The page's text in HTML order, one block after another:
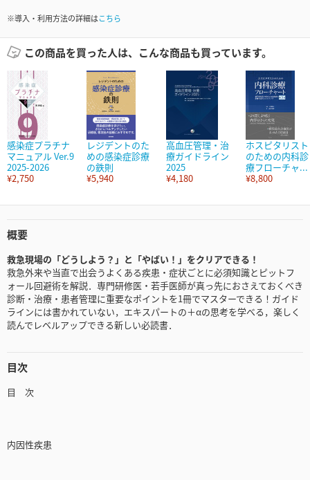
※導入・利用方法の詳細はこちら
この商品を買った人は、こんな商品も買っています。
感染症プラチナ
マニュアル Ver.9
2025-2026
¥2,750
レジデントのた
めの感染症診療
の鉄則
¥5,940
高血圧管理・治
療ガイドライン
2025
¥4,180
ホスピタリスト
のための内科診
療フローチャ...
¥8,800
概要
救急現場の「どうしよう？」と「やばい！」をクリアできる！
救急外来や当直で出会うよくある疾患・症状ごとに必須知識とピットフ
ォール回避術を解説．専門研修医・若手医師が真っ先におさえておくべき
診断・治療・患者管理に重要なポイントを1冊でマスターできる！ガイド
ラインには書かれていない，エキスパートの＋αの思考を学べる，楽しく
読んでレベルアップできる新しい必読書．
目次
目 次
内因性疾患